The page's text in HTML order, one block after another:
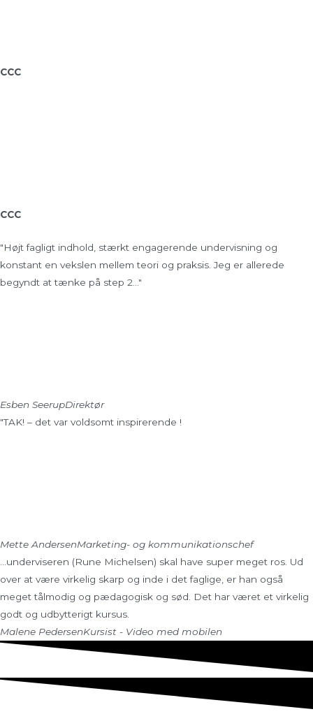
CCC
CCC
"Højt fagligt indhold, stærkt engagerende undervisning og
konstant en vekslen mellem teori og praksis. Jeg er allerede
begyndt at tænke på step 2..."
Esben SeerupDirektør
"TAK! – det var voldsomt inspirerende !
Mette AndersenMarketing- og kommunikationschef
...underviseren (Rune Michelsen) skal have super meget ros. Ud
over at være virkelig skarp og inde i det faglige, er han også
meget tålmodig og pædagogisk og sød. Det har været et virkelig
godt og udbytterigt kursus.
Malene PedersenKursist - Video med mobilen